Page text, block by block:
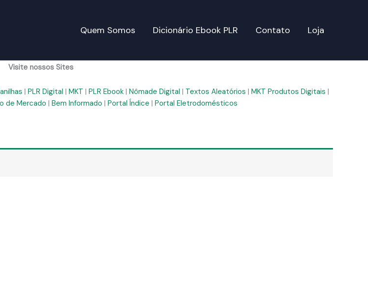
Quem Somos Dicionário Ebook PLR Contato Loja
Visite nossos Sites
| PLR Digital | MKT | PLR Ebook| Nômade Digital | Textos Aleatórios | MKT Produtos Digitais |
de Mercado | Bem Informado | Portal Índice | Portal Eletrodomésticos